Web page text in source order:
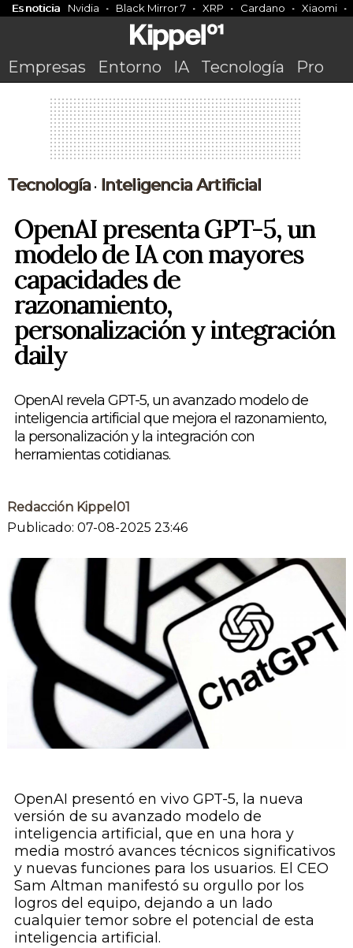
Es noticia Nvidia Black Mirror 7 XRP Cardano Xiaomi
Empresas Entorno IA Tecnología Pro
Tecnología• Inteligencia Artificial
OpenAI presenta GPT-5, un
modelo de IA con mayores
capacidades de
razonamiento,
personalización y integración
daily
OpenAI revela GPT-5, un avanzado modelo de
inteligencia artificial que mejora el razonamiento,
la personalización y la integración con
herramientas cotidianas.
Redacción Kippel01
Publicado: 07-08-2025 23:46
OpenAI presentó en vivo GPT-5, la nueva
versión de su avanzado modelo de
inteligencia artificial, que en una hora y
media mostró avances técnicos significativos
y nuevas funciones para los usuarios. El CEO
Sam Altman manifestó su orgullo por los
logros del equipo, dejando a un lado
cualquier temor sobre el potencial de esta
inteligencia artificial.